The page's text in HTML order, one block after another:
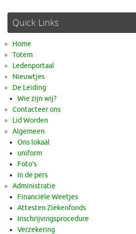
Quick Links
Home
Totem
Ledenportaal
Nieuwtjes
De Leiding
Wie zijn wij?
Contacteer ons
Lid Worden
Algemeen
Ons lokaal
uniform
Foto’s
In de pers
Administratie
Financiële Weetjes
Attesten Ziekenfonds
Inschrijvingsprocedure
Verzekering